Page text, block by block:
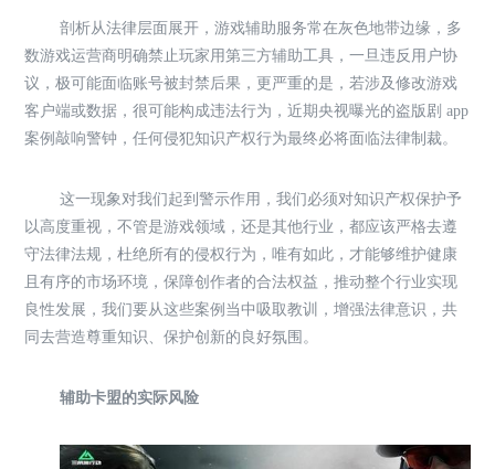
剖析从法律层面展开，游戏辅助服务常在灰色地带边缘，多
数游戏运营商明确禁止玩家用第三方辅助工具，一旦违反用户协
议，极可能面临账号被封禁后果，更严重的是，若涉及修改游戏
客户端或数据，很可能构成违法行为，近期央视曝光的盗版剧 app
案例敲响警钟，任何侵犯知识产权行为最终必将面临法律制裁。
这一现象对我们起到警示作用，我们必须对知识产权保护予
以高度重视，不管是游戏领域，还是其他行业，都应该严格去遵
守法律法规，杜绝所有的侵权行为，唯有如此，才能够维护健康
且有序的市场环境，保障创作者的合法权益，推动整个行业实现
良性发展，我们要从这些案例当中吸取教训，增强法律意识，共
同去营造尊重知识、保护创新的良好氛围。
辅助卡盟的实际风险